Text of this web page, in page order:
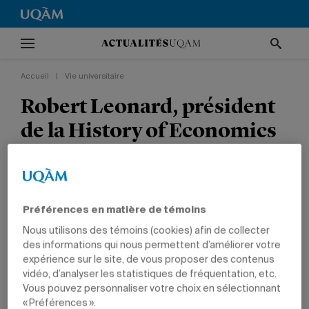
Accueil Vie universitaire
Robert Leonard, président
de la History of Economics
NOMINATIONS
GESTION PROFESSEURS
Préférences en matière de témoins
Nous utilisons des témoins (cookies) afin de collecter
des informations qui nous permettent d’améliorer votre
expérience sur le site, de vous proposer des contenus
vidéo, d’analyser les statistiques de fréquentation, etc.
Vous pouvez personnaliser votre choix en sélectionnant
« Préférences ».